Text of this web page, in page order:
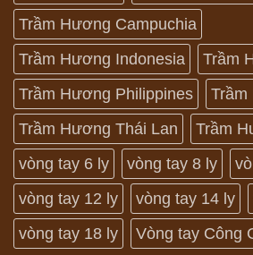
Trầm Hương Campuchia
Trầm Hương Indonesia
Trầm
Trầm Hương Philippines
Trầm Hương Thái Lan
Trầm
vòng tay 6 ly
vòng tay 8 ly
vòng tay 12 ly
vòng tay 14 ly
vòng tay 18 ly
Vòng tay Công